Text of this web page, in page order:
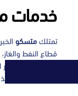
خدمات
تمتلكمتسكو
قطاع النفط
وفق أعلى
جميع مراحل